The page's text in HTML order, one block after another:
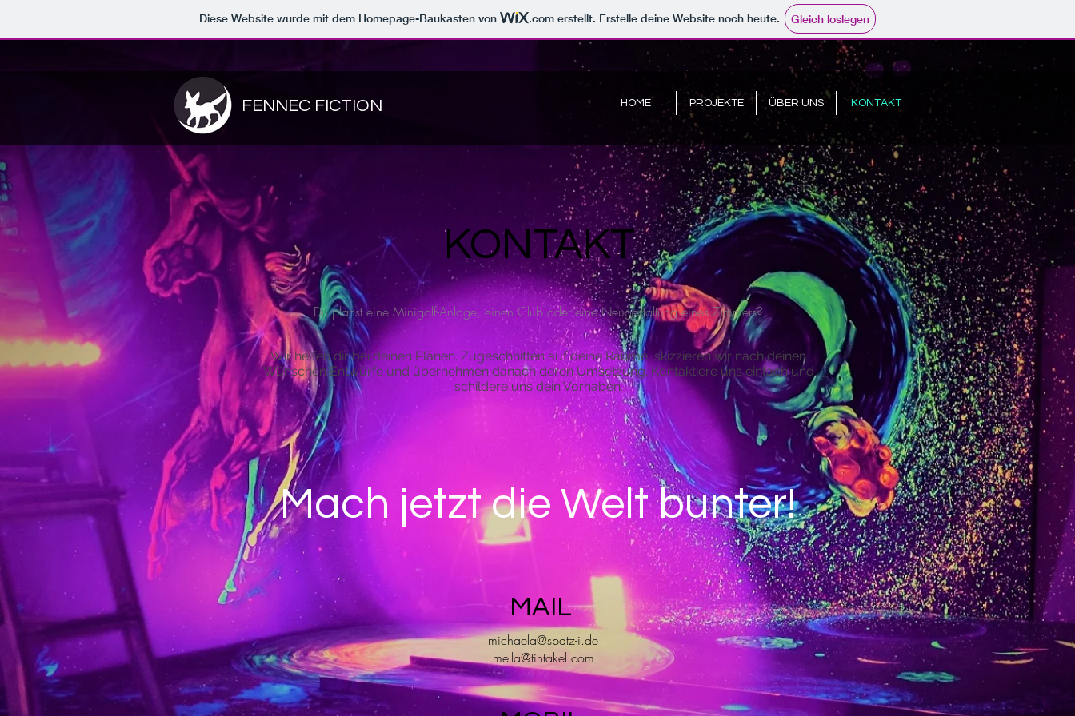
Diese Website wurde mit dem Homepage-Baukasten von .com erstellt. Erstelle deine Website noch heute. Gleich loslegen
HOME PROJEKTE ÜBER UNS KONTAKT
FENNEC FICTION
KONTAKT
Du planst eine Minigolf-Anlage, einen Club oder eine Neugestaltung eines Zimmers?
Wir helfen dir bei deinen Plänen. Zugeschnitten auf deine Räume, skizzieren wir nach deinen
Wünschen Entwürfe und übernehmen danach deren Umsetzung. Kontaktiere uns einfach und
schildere uns dein Vorhaben.
Mach jetzt die Welt bunter!
MAIL
michaela@spatz-i.de
mella@tintakel.com